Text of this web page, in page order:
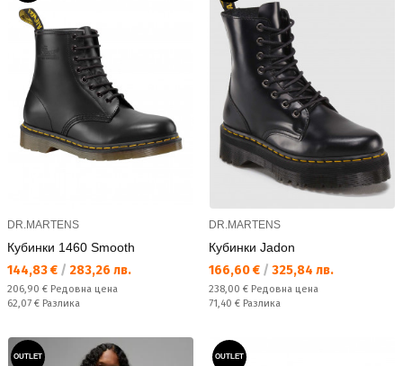
DR.MARTENS
Кубинки 1460 Smooth
Текуща цена:
144,83 € / 283,26 лв.
Редовна цена:
206,90 € Редовна цена
Спестявате:
62,07 € Разлика
DR.MARTENS
Кубинки Jadon
Текуща цена:
166,60 € / 325,84 лв.
Редовна цена:
238,00 € Редовна цена
Спестявате:
71,40 € Разлика
OUTLET OUTLET